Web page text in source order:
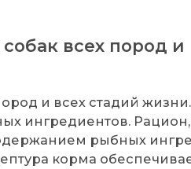
всех пород и
и всех стадий
ингредиентов.
рыбных
корма